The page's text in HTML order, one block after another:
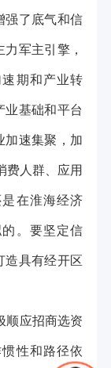
强了底气和信
军主引擎，
期和产业转
业基础和平台
加速集聚，加
费人群、应用
在淮海经济
。要坚定信
造具有经开区
顺应招商选资
性和路径依